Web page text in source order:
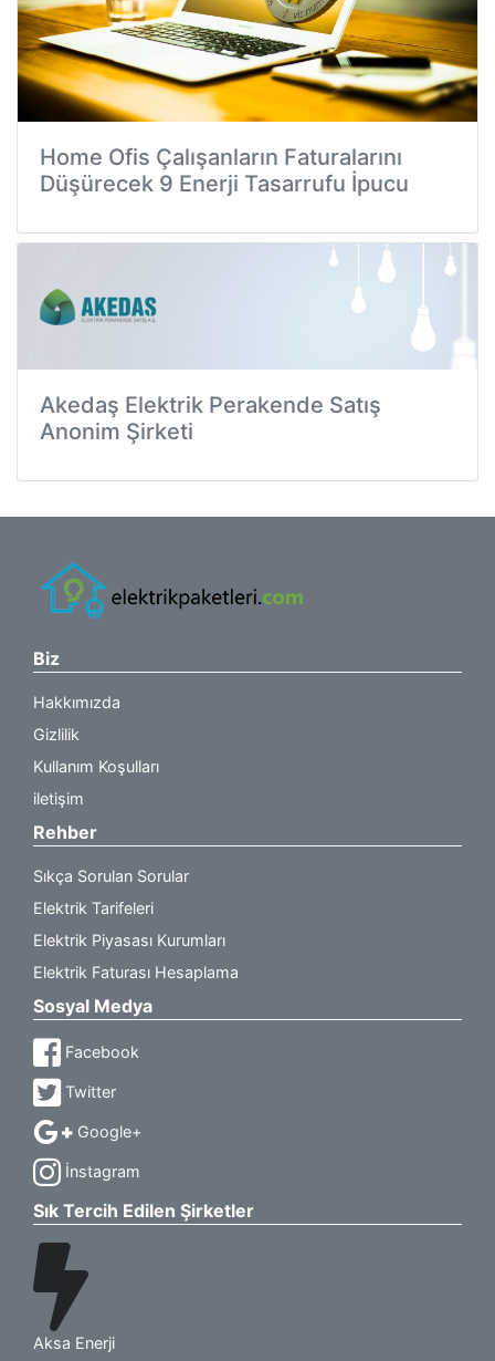
Home Ofis Çalışanların Faturalarını
Düşürecek 9 Enerji Tasarrufu İpucu
Akedaş Elektrik Perakende Satış
Anonim Şirketi
Biz
Hakkımızda
Gizlilik
Kullanım Koşulları
iletişim
Rehber
Sıkça Sorulan Sorular
Elektrik Tarifeleri
Elektrik Piyasası Kurumları
Elektrik Faturası Hesaplama
Sosyal Medya
Facebook
Twitter
Google+
İnstagram
Sık Tercih Edilen Şirketler
Aksa Enerji